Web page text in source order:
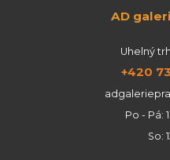
AD
Uhelný trh
+420
Po - Pá:
So: